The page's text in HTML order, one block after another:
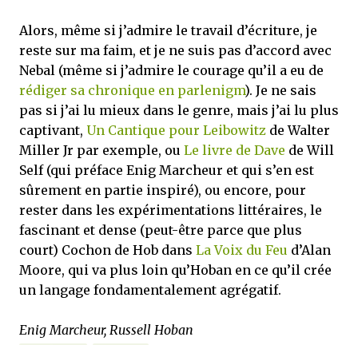
Alors, même si j’admire le travail d’écriture, je
reste sur ma faim, et je ne suis pas d’accord avec
Nebal (même si j’admire le courage qu’il a eu de
rédiger sa chronique en parlenigm). Je ne sais
pas si j’ai lu mieux dans le genre, mais j’ai lu plus
captivant, Un Cantique pour Leibowitz de Walter
Miller Jr par exemple, ou Le livre de Dave de Will
Self (qui préface Enig Marcheur et qui s’en est
sûrement en partie inspiré), ou encore, pour
rester dans les expérimentations littéraires, le
fascinant et dense (peut-être parce que plus
court) Cochon de Hob dans La Voix du Feu d’Alan
Moore, qui va plus loin qu’Hoban en ce qu’il crée
un langage fondamentalement agrégatif.
Enig Marcheur, Russell Hoban